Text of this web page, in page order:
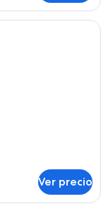
de hotel con una
Ver precio